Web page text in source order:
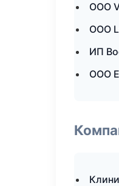
ООО
ООО
ИП
ООО